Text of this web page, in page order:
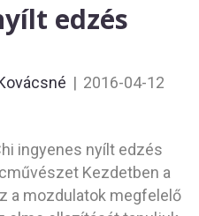
edzés
| 2016-04-12
ingyenes nyílt edzés
Kezdetben a
a mozdulatok megfelelő